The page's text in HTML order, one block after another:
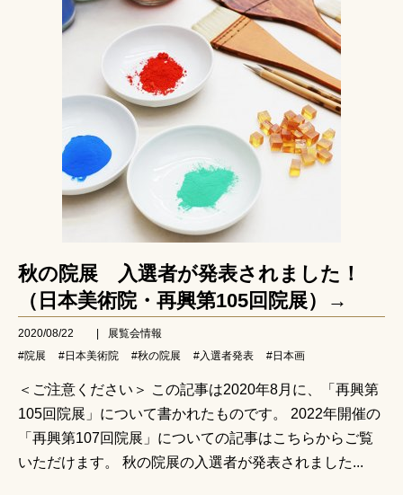
秋の院展 入選者が発表されました！
（日本美術院・再興第105回院展）→
2020/08/22
展覧会情報
#院展
#日本美術院 #秋の院展 #入選者発表 #日本画
＜ご注意ください＞ この記事は2020年8月に、「再興第
105回院展」について書かれたものです。 2022年開催の
「再興第107回院展」についての記事はこちらからご覧
いただけます。 秋の院展の入選者が発表されました...